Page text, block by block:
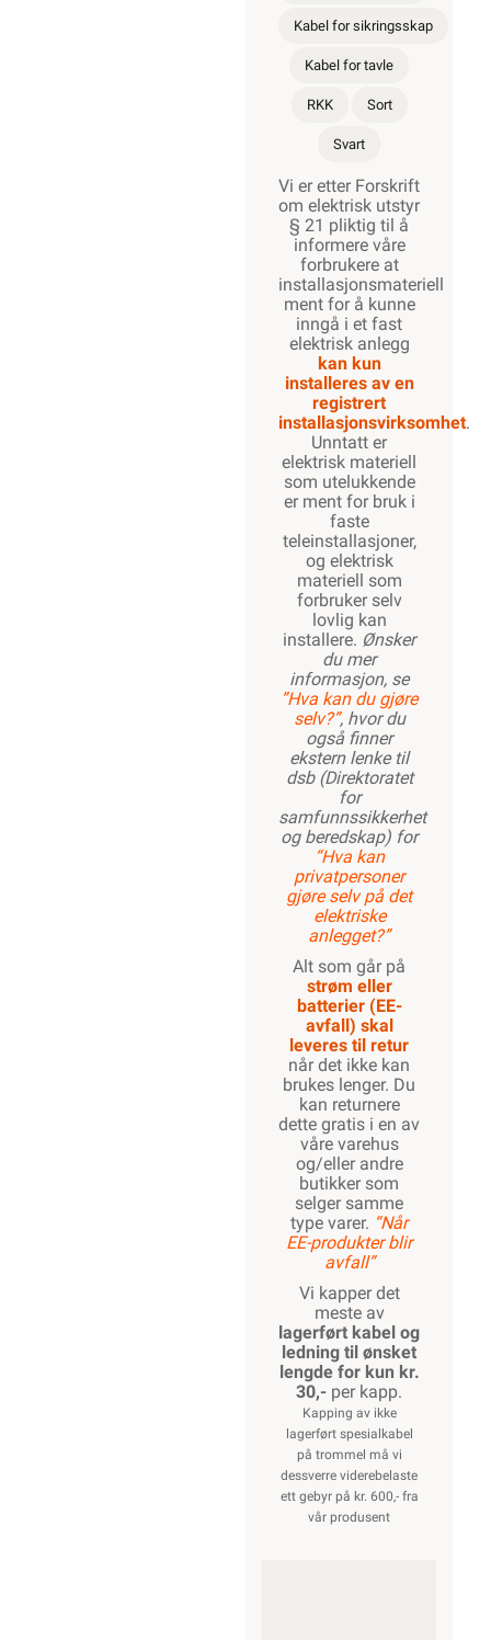
installeres av en
installasjonsvirksomhet
Dobbelt
Utvendig
merket
Trekk & Kapp
Les mer...
Varianter
16mm²
Beskrivelse
Produktdetaljer
Miljøparametere
ETIM
Kundeomtale
Spørsmål og svar
Dokumentasjon
Tilbehør
Varianter av artikkel
Lagerstatus
Relevante
emneord
Dobbelisolert kabel
Kabel for sikringsskap
Kabel for tavle
Sort
Svart
Vi er etter
Forskrift om
elektrisk utstyr
§ 21 pliktig til å
informere våre
forbrukere at
installasjonsmateriell
ment for å
kunne inngå i